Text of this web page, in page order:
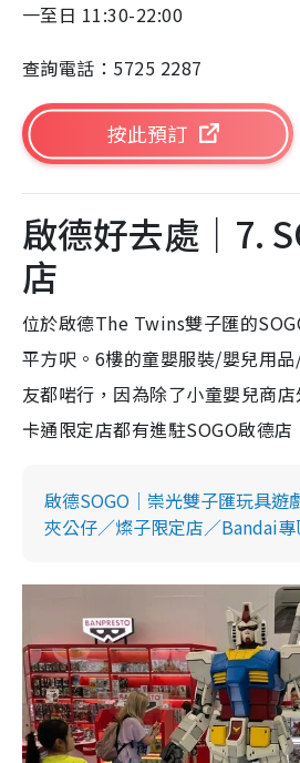
一至日 11:30-22:00
查詢電話：5725 2287
按此預訂
啟德好去處｜7.
店
位於啟德The Twins雙子匯的
平方呎。6樓的童嬰服裝/嬰兒用
友都啱行，因為除了小童嬰兒商店
卡通限定店都有進駐SOGO啟德店
啟德SOGO｜崇光雙子匯玩具遊
夾公仔／燦子限定店／Bandai